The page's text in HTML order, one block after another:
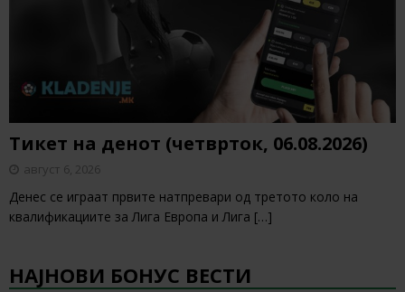
Тикет на денот (четврток, 06.08.2026)
август 6, 2026
Денес се играат првите натпревари од третото коло на
квалификациите за Лига Европа и Лига […]
НАЈНОВИ БОНУС ВЕСТИ